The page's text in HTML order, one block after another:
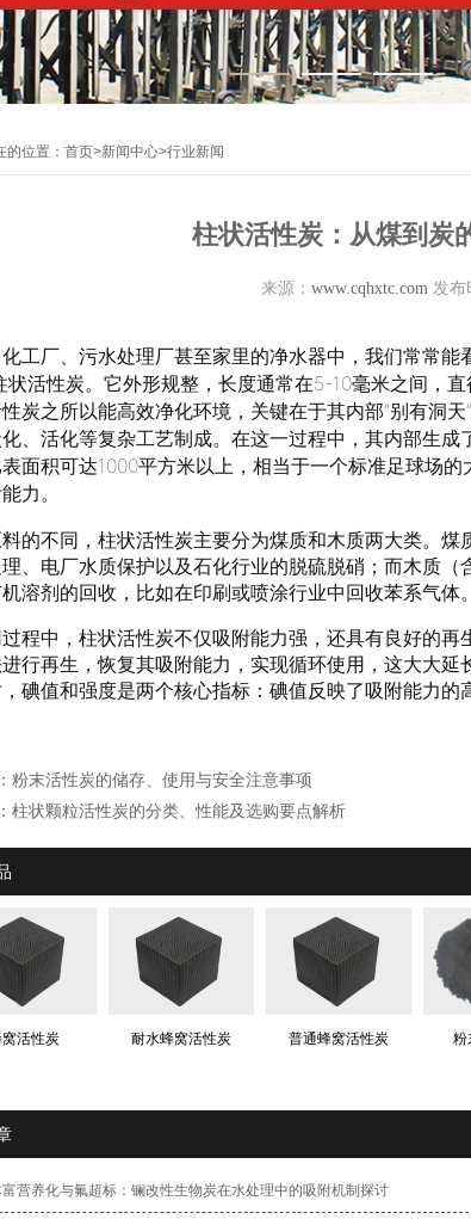
1 2 3
的位置： 首页>新闻中心>行业新闻
柱状活性炭：从煤到炭
来源： www.cqhxtc.com 发布
工厂、污水处理厂甚至家里的净水器中，我们常常
状活性炭。它外形规整，长度通常在5-10毫米之间，
炭之所以能高效净化环境，关键在于其内部“别有洞
、活化等复杂工艺制成。 在这一过程中，其内部生成
面积可达1000平方米以上，相当于一个标准足球场的
力。
的不同，柱状活性炭主要分为煤质和木质两大类。
、电厂水质保护以及石化行业的脱硫脱硝；而木质
溶剂的回收，比如在印刷或喷涂行业中回收苯系气体。
程中，柱状活性炭不仅吸附能力强，还具有良好的
行再生，恢复其吸附能力，实现循环使用，这大大
碘值和强度是两个核心指标：碘值反映了吸附能力的
粉末活性炭的储存、使用与安全注意事项
柱状颗粒活性炭的分类、性能及选购要点解析
活性炭 耐水蜂窝活性炭 普通蜂窝活性炭 粉
营养化与氟超标：镧改性生物炭在水处理中的吸附机制探讨